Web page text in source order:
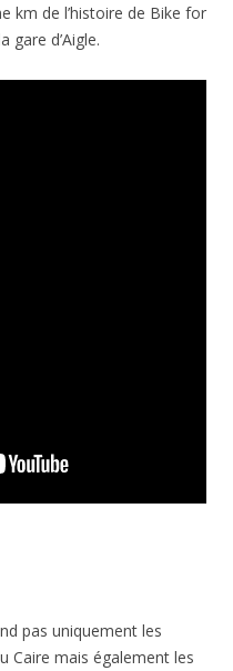
km de l’histoire de Bike for
gare d’Aigle.
pas uniquement les
Caire mais également les